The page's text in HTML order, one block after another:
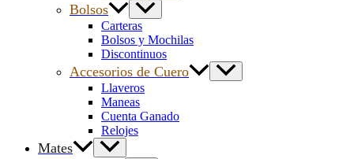
Bolsos
Carteras
Bolsos y Mochilas
Discontinuos
Accesorios de Cuero
Llaveros
Maneas
Cuenta Ganado
Relojes
Mates